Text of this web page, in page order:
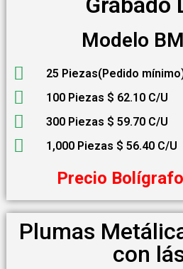
Modelo
25 Piezas(Pedido
100 Piezas $ 62.10 C/U
300 Piezas $ 59.70 C/U
1,000 Piezas $ 56.40 C/U
Precio
Plumas
con